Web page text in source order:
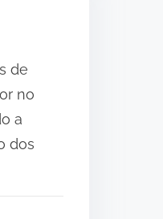
de
no
a
dos